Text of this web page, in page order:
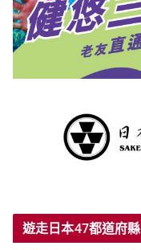
遊走日本47都道府縣